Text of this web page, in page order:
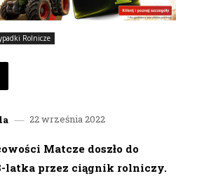
Rolnicze
22 września 2022
Matcze doszło do
latka przez ciągnik rolniczy.